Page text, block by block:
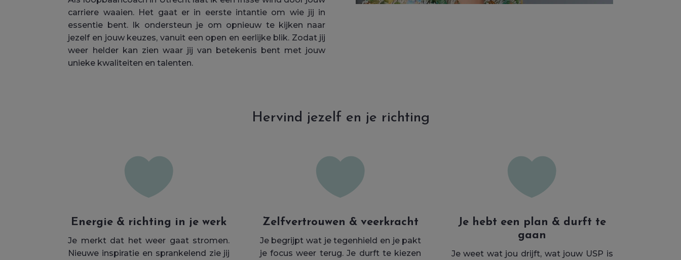
carriere waaien. Het gaat er in eerste intantie om wie jij in
essentie bent. Ik ondersteun je om opnieuw te kijken naar
jezelf en jouw keuzes, vanuit een open en eerlijke blik. Zodat jij
weer helder kan zien waar jij van betekenis bent met jouw
unieke kwaliteiten en talenten.
Hervind jezelf en je richting

Energie & richting in je werk
Je merkt dat het weer gaat stromen.
Nieuwe inspiratie en sprankelend zie jij

Zelfvertrouwen & veerkracht
Je begrijpt wat je tegenhield en je pakt
je focus weer terug. Je durft te kiezen

Je hebt een plan & durft te
gaan
Je weet wat jou drijft, wat jouw USP is